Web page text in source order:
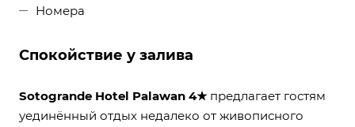
Номера
Спокойствие у залива
Sotogrande Hotel Palawan 4★предлагает гостям
уединённый отдых недалеко от живописного